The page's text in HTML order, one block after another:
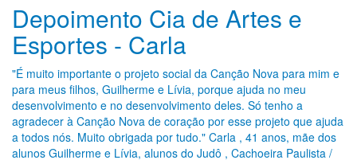
Depoimento Cia de Artes e
Esportes - Carla
"É muito importante o projeto social da Canção Nova para mim e
para meus filhos, Guilherme e Lívia, porque ajuda no meu
desenvolvimento e no desenvolvimento deles. Só tenho a
agradecer à Canção Nova de coração por esse projeto que ajuda
a todos nós. Muito obrigada por tudo." Carla , 41 anos, mãe dos
alunos Guilherme e Lívia, alunos do Judô , Cachoeira Paulista /